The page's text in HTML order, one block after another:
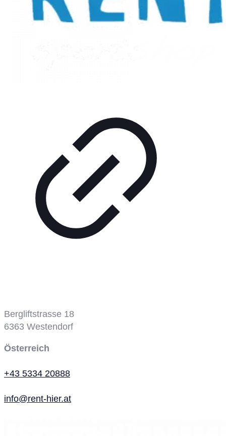
Bergliftstrasse 18
6363 Westendorf
Österreich
+43 5334 20888
info@rent-hier.at